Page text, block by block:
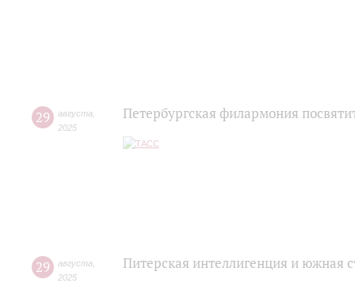
29 августа
2025
Петербургская филармония
29 августа
2025
Питерская интеллигенция и южная